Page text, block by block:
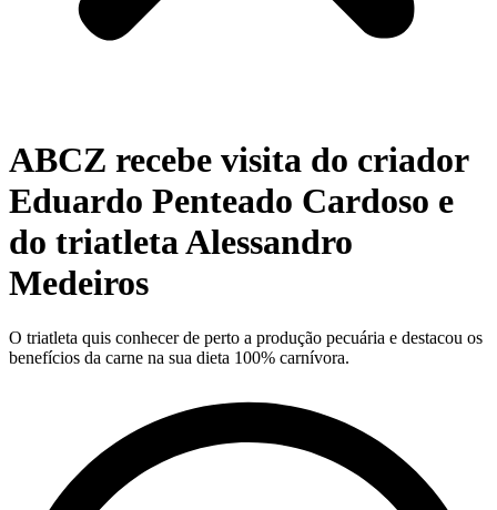
ABCZ recebe visita do criador
Eduardo Penteado Cardoso e
do triatleta Alessandro
Medeiros
O triatleta quis conhecer de perto a produção pecuária e destacou os
benefícios da carne na sua dieta 100% carnívora.